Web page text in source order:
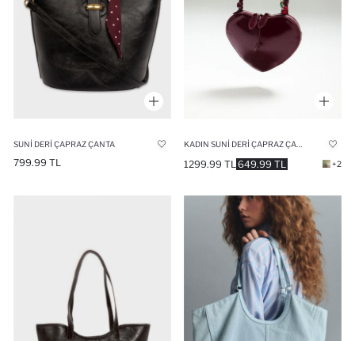
SUNI DERI ÇAPRAZ ÇANTA
799.99 TL 649.99 TL
1299.99 TL +2